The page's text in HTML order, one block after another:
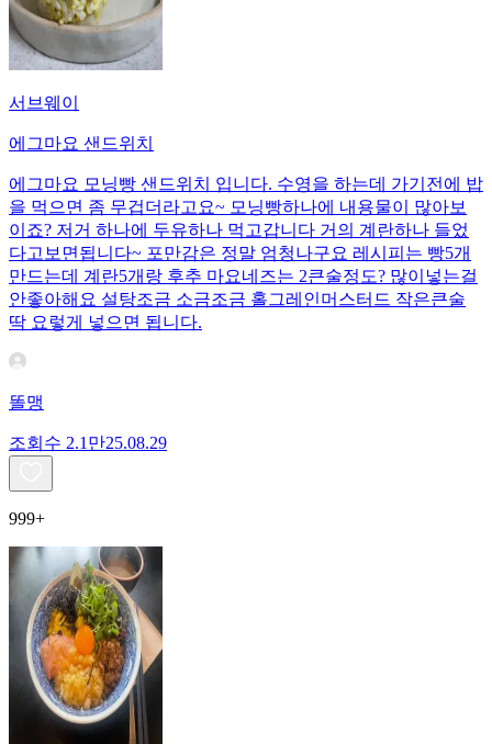
서브웨이
에그마요 샌드위치
에그마요 모닝빵 샌드위치 입니다. 수영을 하는데 가기전에 밥
을 먹으면 좀 무겁더라고요~ 모닝빵하나에 내용물이 많아보
이죠? 저거 하나에 두유하나 먹고갑니다 거의 계란하나 들었
다고보면됩니다~ 포만감은 정말 엄청나구요 레시피는 빵5개
만드는데 계란5개랑 후추 마요네즈는 2큰술정도? 많이넣는걸
안좋아해요 설탕조금 소금조금 홀그레인머스터드 작은큰술
딱 요렇게 넣으면 됩니다.
똘맹
조회수 2.1만25.08.29
999+